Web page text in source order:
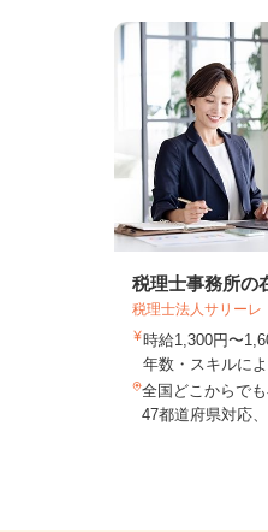
税理士事務所の
税理士法人サリーレ
時給1,300円〜
年数・スキルに
全国どこからで
47都道府県対応、